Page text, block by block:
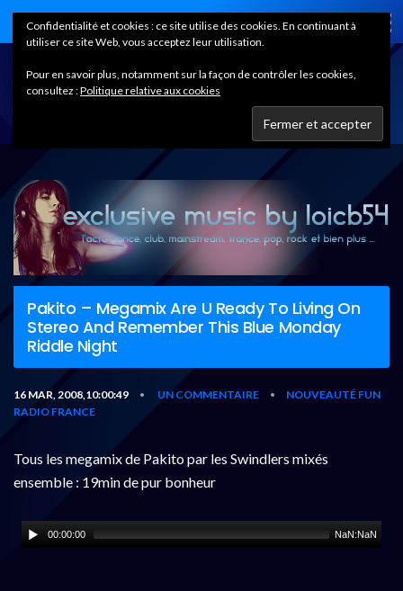
Home
Pakito – Megamix Are U Ready To Living On
Stereo And Remember This Blue Monday
Riddle Night
16 MAR, 2008,10:00:49 • UN COMMENTAIRE •
NOUVEAUTÉ FUN
RADIO FRANCE
Tous les megamix de Pakito par les Swindlers mixés
ensemble : 19min de pur bonheur
00:00:00 NaN:NaN
Confidentialité et cookies : ce site utilise des cookies. En continuant à
utiliser ce site Web, vous acceptez leur utilisation.
Pour en savoir plus, notamment sur la façon de contrôler les cookies,
consultez :Politique relative aux cookies